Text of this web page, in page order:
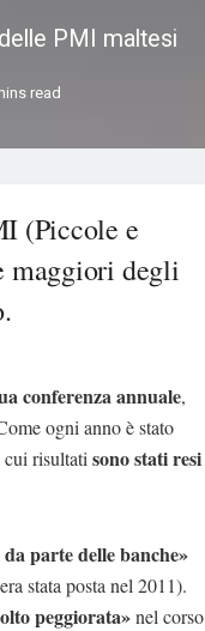
PMI maltesi
read
(Piccole e
maggiori degli
conferenza annuale,
ogni anno è stato
cui risultati sono stati resi
parte delle banche»
stata posta nel 2011).
peggiorata»nel corso